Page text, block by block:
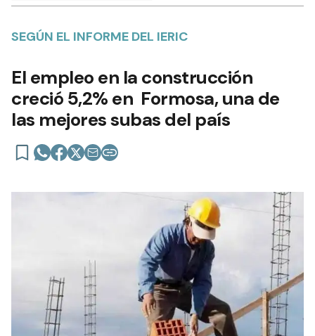
SEGÚN EL INFORME DEL IERIC
El empleo en la construcción
creció 5,2% en Formosa, una de
las mejores subas del país